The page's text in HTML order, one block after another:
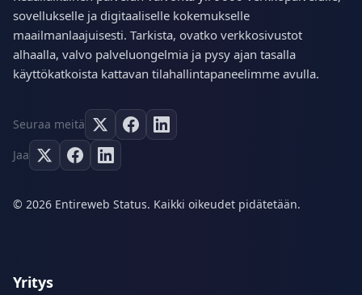
sovellukselle ja digitaaliselle kokemukselle
maailmanlaajuisesti. Tarkista, ovatko verkkosivustot
alhaalla, valvo palveluongelmia ja pysy ajan tasalla
käyttökatkoista kattavan tilahallintapaneelimme avulla.
Seuraa meitä
Jaa
© 2026 Entireweb Status. Kaikki oikeudet pidätetään.
Yritys